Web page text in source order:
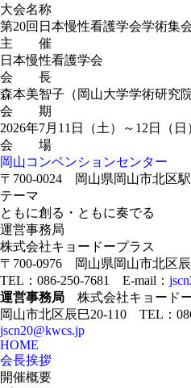
大会名称
第20回日本慢性看護学会学術集
主 催
日本慢性看護学会
会 長
森本美智子（岡山大学学術研究
会 期
2026年7月11日（土）～12日（日
会 場
岡山コンベンションセンター
〒700-0024 岡山県岡山市北区
テーマ
ともに創る・ともに奏でる
運営事務局
株式会社キョードープラス
〒700-0976 岡山県岡山市北区
TEL：086-250-7681 E-mail：
運営事務局 株式会社キョード
岡山市北区辰巳20-110 TEL：
jscn20@kwcs.jp
HOME
会長挨拶
開催概要